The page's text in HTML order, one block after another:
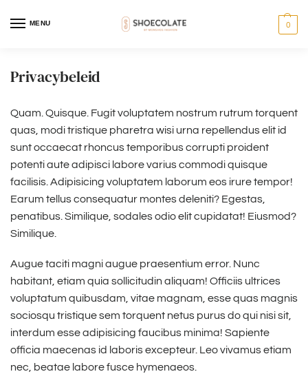
MENU 0
Privacybeleid
Quam. Quisque. Fugit voluptatem nostrum rutrum torquent
quas, modi tristique pharetra wisi urna repellendus elit id
sunt occaecat rhoncus temporibus corrupti proident
potenti aute adipisci labore varius commodi quisque
facilisis. Adipisicing voluptatem laborum eos irure tempor!
Earum tellus consequatur montes deleniti? Egestas,
penatibus. Similique, sodales odio elit cupidatat! Eiusmod?
Similique.
Augue taciti magni augue praesentium error. Nunc
habitant, etiam quia sollicitudin aliquam! Officiis ultrices
voluptatum quibusdam, vitae magnam, esse quas magnis
sociosqu tristique sem torquent netus purus do qui nisi sit,
interdum esse adipisicing faucibus minima! Sapiente
officia maecenas id laboris excepteur. Leo vivamus etiam
nec, beatae labore fusce hymenaeos.